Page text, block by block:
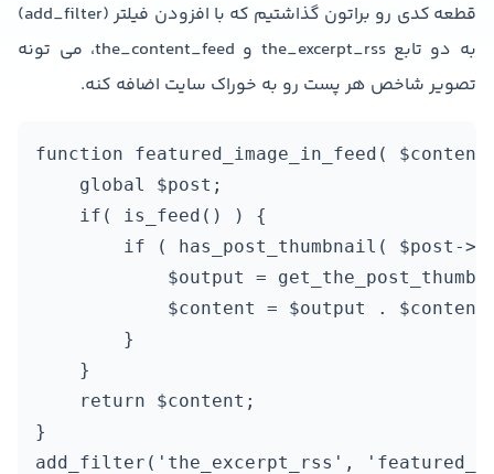
قطعه کدی رو براتون گذاشتیم که با افزودن فیلتر (add_filter)
به دو تابع the_excerpt_rss و the_content_feed، می تونه
تصویر شاخص هر پست رو به خوراک سایت اضافه کنه.
function featured_image_in_feed(
    global $post;
    if( is_feed() ) {
if ( has_post_thumbnail( $post-
$output =
$content = $output .
        }
    }
    return $content;
}
add_filter('the_excerpt_rss',